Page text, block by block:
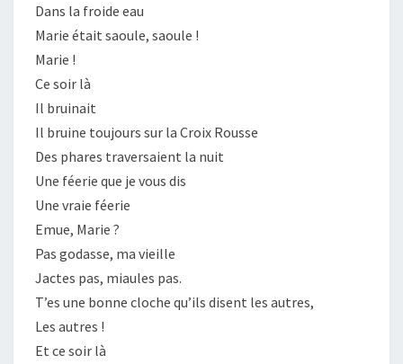
Dans la froide eau
Marie était saoule, saoule !
Marie !
Ce soir là
Il bruinait
Il bruine toujours sur la Croix Rousse
Des phares traversaient la nuit
Une féerie que je vous dis
Une vraie féerie
Emue, Marie ?
Pas godasse, ma vieille
Jactes pas, miaules pas.
T’es une bonne cloche qu’ils disent les autres,
Les autres !
Et ce soir là